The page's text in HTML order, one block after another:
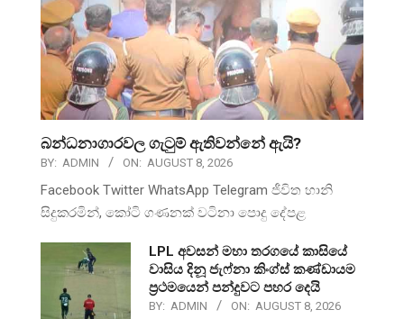
බන්ධනාගාරවල ගැටුම් ඇතිවන්නේ ඇයි?
BY: ADMIN ON: AUGUST 8, 2026
Facebook Twitter WhatsApp Telegram ජීවිත හානි
සිදුකරමින්, කෝටි ගණනක් වටිනා පොදු දේපළ
LPL අවසන් මහා තරගයේ කාසියේ
වාසිය දිනූ ජැෆ්නා කිංග්ස් කණ්ඩායම
ප්‍රථමයෙන් පන්දුවට පහර දෙයි
BY: ADMIN ON: AUGUST 8, 2026